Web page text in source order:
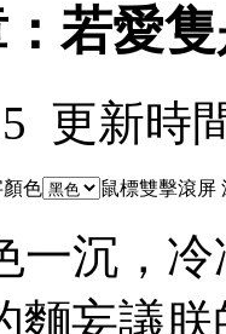
若愛
更新時
色 鼠標雙擊滾屏
沉，冷
麵妄議